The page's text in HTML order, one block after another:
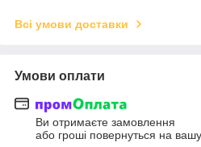
Всі умови доставки
Умови оплати
Ви отримаєте замовлення
або гроші повернуться на